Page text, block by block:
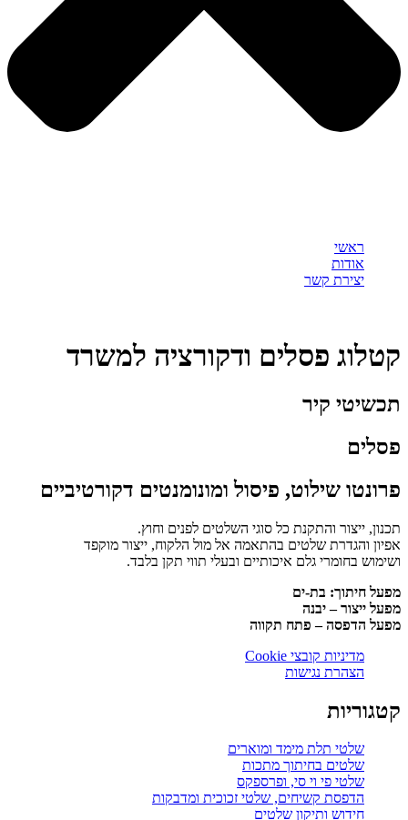
ראשי
אודות
יצירת קשר
קטלוג פסלים ודקורציה למשרד
תכשיטי קיר
פסלים
פרונטו שילוט, פיסול ומונומנטים דקורטיביים
תכנון, ייצור והתקנת כל סוגי השלטים לפנים וחוץ.
אפיון והגדרת שלטים בהתאמה אל מול הלקוח, ייצור מוקפד
ושימוש בחומרי גלם איכותיים ובעלי תווי תקן בלבד.
מפעל חיתוך: בת-ים
מפעל ייצור – יבנה
מפעל הדפסה – פתח תקווה
מדיניות קובצי Cookie
הצהרת נגישות
קטגוריות
שלטי תלת מימד ומוארים
שלטים בחיתוך מתכות
שלטי פי וי סי, ופרספקס
הדפסת קשיחים, שלטי זכוכית ומדבקות
חידוש ותיקון שלטים